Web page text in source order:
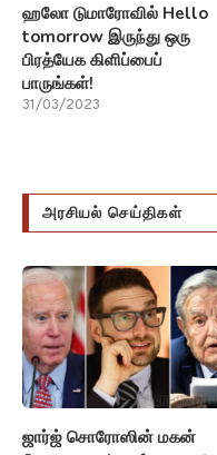
ஹலோ டுமாரோவில் Hello
tomorrow இருந்து ஒரு
பிரத்யேக கிளிப்பைப்
பாருங்கள்!
31/03/2023
அரசியல் செய்திகள்
ஜார்ஜ் சொரோஸின் மகன்